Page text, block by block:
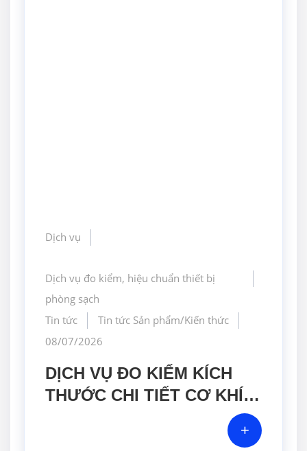
Dịch vụ
Dịch vụ đo kiểm, hiệu chuẩn thiết bị
phòng sạch
Tin tức
Tin tức Sản phẩm/Kiến thức
08/07/2026
DỊCH VỤ ĐO KIỂM KÍCH
THƯỚC CHI TIẾT CƠ KHÍ
BẰNG MÁY CMM CHÍNH
XÁC CAO TẠI GERA HI- +